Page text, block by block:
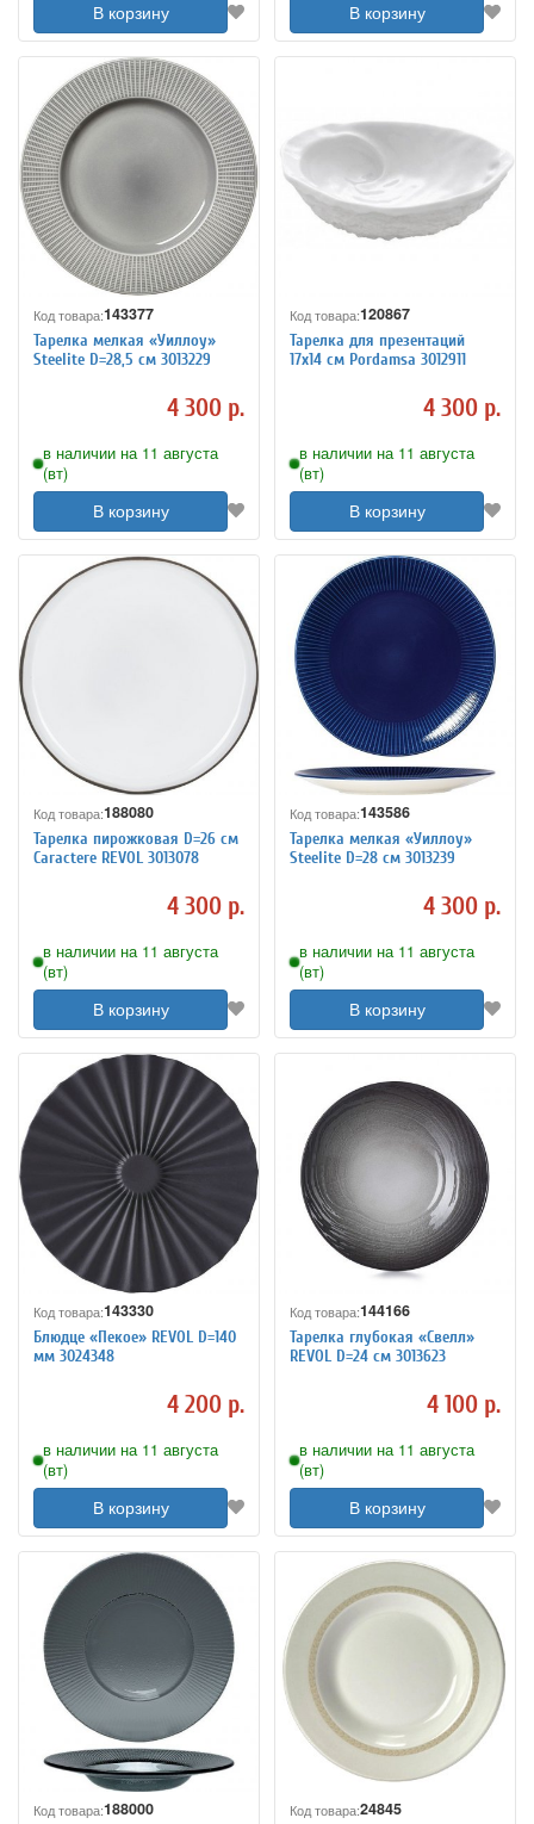
В корзину В корзину
Код товара:143377
Тарелка мелкая «Уиллоу»
Steelite D=28,5 см 3013229
4 300 р.
в наличии на 11 августа
(вт)
В корзину
Код товара:120867
Тарелка для презентаций
17х14 см Pordamsa 3012911
4 300 р.
в наличии на 11 августа
(вт)
В корзину
Код товара:188080
Тарелка пирожковая D=26 см
Caractere REVOL 3013078
4 300 р.
в наличии на 11 августа
(вт)
В корзину
Код товара:143586
Тарелка мелкая «Уиллоу»
Steelite D=28 см 3013239
4 300 р.
в наличии на 11 августа
(вт)
В корзину
Код товара:143330
Блюдце «Пекое» REVOL D=140
мм 3024348
4 200 р.
в наличии на 11 августа
(вт)
В корзину
Код товара:144166
Тарелка глубокая «Свелл»
REVOL D=24 см 3013623
4 100 р.
в наличии на 11 августа
(вт)
В корзину
Код товара:188000 Код товара:24845